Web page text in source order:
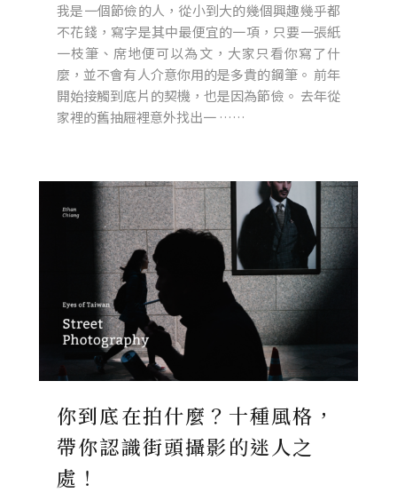
我是一個節儉的人，從小到大的幾個興趣幾乎都
不花錢，寫字是其中最便宜的一項，只要一張紙
一枝筆、席地便可以為文，大家只看你寫了什
麼，並不會有人介意你用的是多貴的鋼筆。 前年
開始接觸到底片的契機，也是因為節儉。 去年從
家裡的舊抽屜裡意外找出一 ……
你到底在拍什麼？十種風格，
帶你認識街頭攝影的迷人之
處！